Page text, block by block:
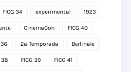
FICG 34 experimental 1923
CinemaCon FICG 40
36 2a Temporada Berlinale
38 FICG 39 FICG 41